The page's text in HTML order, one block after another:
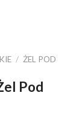
/ ŻEL POD
Pod